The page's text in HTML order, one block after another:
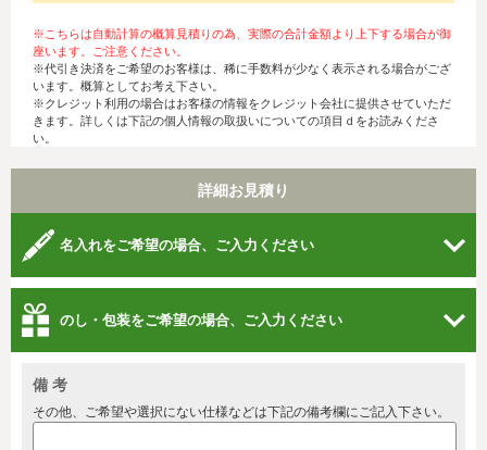
※こちらは自動計算の概算見積りの為、実際の合計金額より上下する場合が御
座います。ご注意ください。
※代引き決済をご希望のお客様は、稀に手数料が少なく表示される場合がござ
います。概算としてお考え下さい。
※クレジット利用の場合はお客様の情報をクレジット会社に提供させていただ
きます。詳しくは下記の個人情報の取扱いについての項目ｄをお読みくださ
い。
詳細お見積り
名入れをご希望の場合、ご入力ください
のし・包装をご希望の場合、ご入力ください
備 考
その他、ご希望や選択にない仕様などは下記の備考欄にご記入下さい。